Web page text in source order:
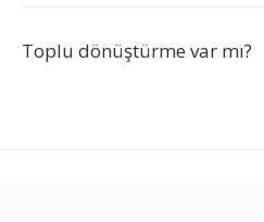
Toplu dönüştürme var mı?